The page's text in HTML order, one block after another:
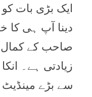
ایک بڑی بات
دینا آپ ہی
صاحب کے کمال
زیادتی ہے۔
سے بڑے